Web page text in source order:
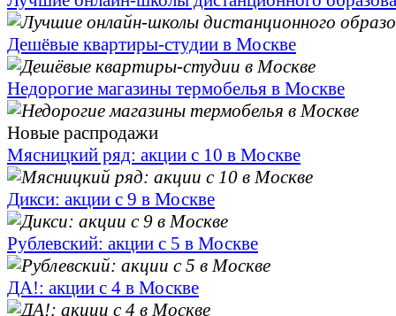
Дешёвые квартиры-студии в Москве
Недорогие магазины термобелья в Москве
Новые распродажи
Мясницкий ряд: акции с 10 в Москве
Дикси: акции с 9 в Москве
Рублевский: акции с 5 в Москве
ДА!: акции с 4 в Москве